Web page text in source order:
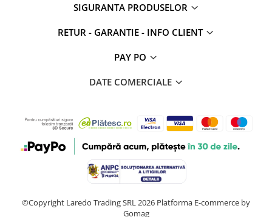
SIGURANTA PRODUSELOR
RETUR - GARANTIE - INFO CLIENT
PAY PO
DATE COMERCIALE
©Copyright Laredo Trading SRL 2026 Platforma E-commerce by
Gomag